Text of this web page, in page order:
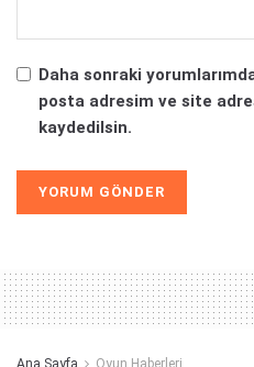
Daha sonraki
posta adresim ve site
kaydedilsin.
Ana Sayfa Oyun Haberleri